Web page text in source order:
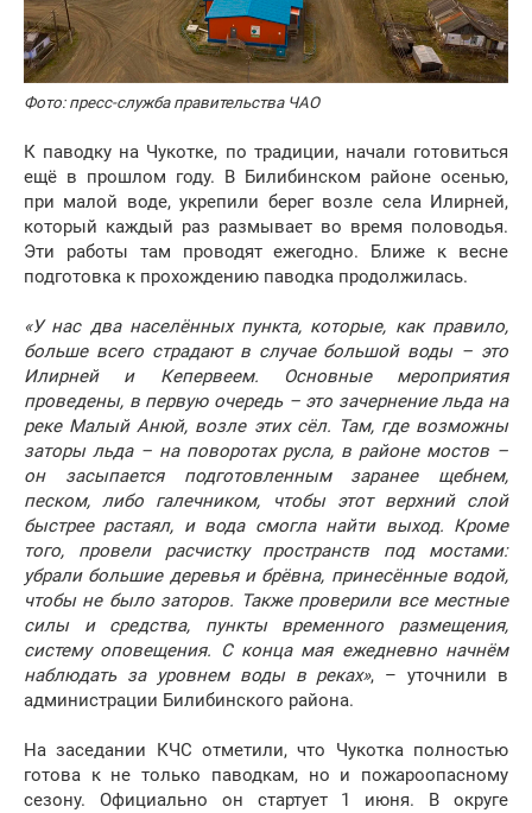
Фото: пресс-служба правительства ЧАО
К паводку на Чукотке, по традиции, начали готовиться
ещё в прошлом году. В Билибинском районе осенью,
при малой воде, укрепили берег возле села Илирней,
который каждый раз размывает во время половодья.
Эти работы там проводят ежегодно. Ближе к весне
подготовка к прохождению паводка продолжилась.
«У нас два населённых пункта, которые, как правило,
больше всего страдают в случае большой воды – это
Илирней и Кепервеем. Основные мероприятия
проведены, в первую очередь – это зачернение льда на
реке Малый Анюй, возле этих сёл. Там, где возможны
заторы льда – на поворотах русла, в районе мостов –
он засыпается подготовленным заранее щебнем,
песком, либо галечником, чтобы этот верхний слой
быстрее растаял, и вода смогла найти выход. Кроме
того, провели расчистку пространств под мостами:
убрали большие деревья и брёвна, принесённые водой,
чтобы не было заторов. Также проверили все местные
силы и средства, пункты временного размещения,
систему оповещения. С конца мая ежедневно начнём
наблюдать за уровнем воды в реках», – уточнили в
администрации Билибинского района.
На заседании КЧС отметили, что Чукотка полностью
готова к не только паводкам, но и пожароопасному
сезону. Официально он стартует 1 июня. В округе